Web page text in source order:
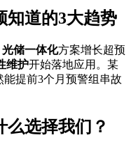
知道的3大趋势
光储一体化方案增长超预
维护开始落地应用。某
提前3个月预警组串故
么选择我们？